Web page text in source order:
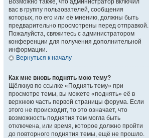
Возможно также, что администратор включил
вас в группу пользователей, сообщения
которых, по его или её мнению, должны быть
предварительно просмотрены перед отправкой.
Пожалуйста, свяжитесь с администратором
конференции для получения дополнительной
информации.
Вернуться к началу
Как мне вновь поднять мою тему?
Щёлкнув по ссылке «Поднять тему» при
просмотре темы, вы можете «поднять» её в
верхнюю часть первой страницы форума. Если
этого не происходит, то это означает, что
возможность поднятия тем могла быть
отключена, или время, которое должно пройти
до повторного поднятия темы, ещё не прошло.